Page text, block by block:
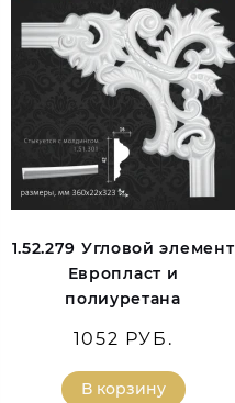
1.52.279 Угловой элемент
Европласт и
полиуретана
1052 РУБ.
В корзину